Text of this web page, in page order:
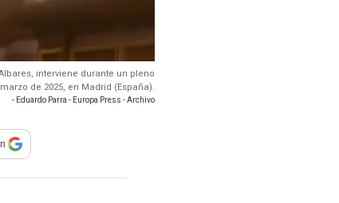
interviene durante un pleno
de 2025, en Madrid (España).
- Eduardo Parra - Europa Press - Archivo
compartir